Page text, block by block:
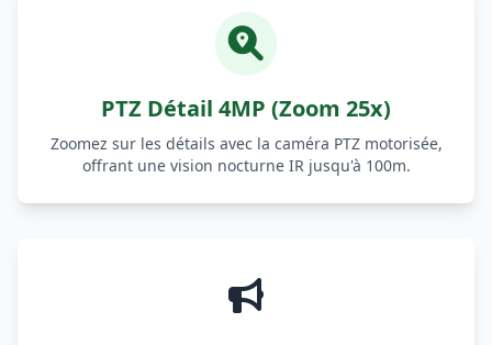
PTZ Détail 4MP (Zoom 25x)
Zoomez sur les détails avec la caméra PTZ motorisée,
offrant une vision nocturne IR jusqu'à 100m.